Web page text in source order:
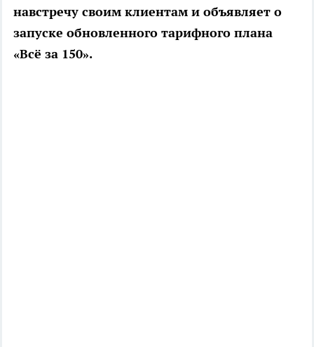
навстречу своим клиентам и объявляет о
запуске обновленного тарифного плана
«Всё за 150».